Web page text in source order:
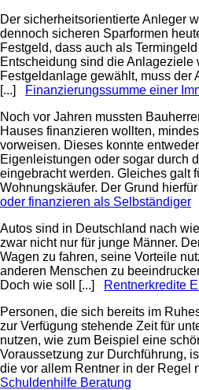
Der sicherheitsorientierte Anleger
dennoch sicheren Sparformen
Festgeld, dass auch als
Entscheidung sind die Anlageziele
Festgeldanlage gewählt, muss der
[...]
Finanzierungssumme einer
Noch vor Jahren mussten
Hauses finanzieren wollten,
vorweisen. Dieses konnte
Eigenleistungen oder sogar durch
eingebracht werden. Gleiches galt
Wohnungskäufer. Der Grund
oder finanzieren als Selbständiger
Autos sind in Deutschland nach
zwar nicht nur für junge Männer.
Wagen zu fahren, seine Vorteile
anderen Menschen zu
Doch wie soll [...]
Rentnerkredite
Personen, die sich bereits im
zur Verfügung stehende Zeit für
nutzen, wie zum Beispiel eine
Voraussetzung zur Durchführung,
die vor allem Rentner in der Regel
Schuldenhilfe Beratung